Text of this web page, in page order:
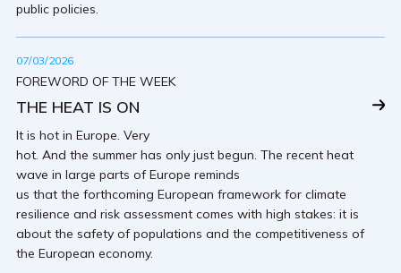
public policies.
07/03/2026
FOREWORD OF THE WEEK
THE HEAT IS ON
It is hot in Europe. Very
hot. And the summer has only just begun. The recent heat
wave in large parts of Europe reminds
us that the forthcoming European framework for climate
resilience and risk assessment comes with high stakes: it is
about the safety of populations and the competitiveness of
the European economy.